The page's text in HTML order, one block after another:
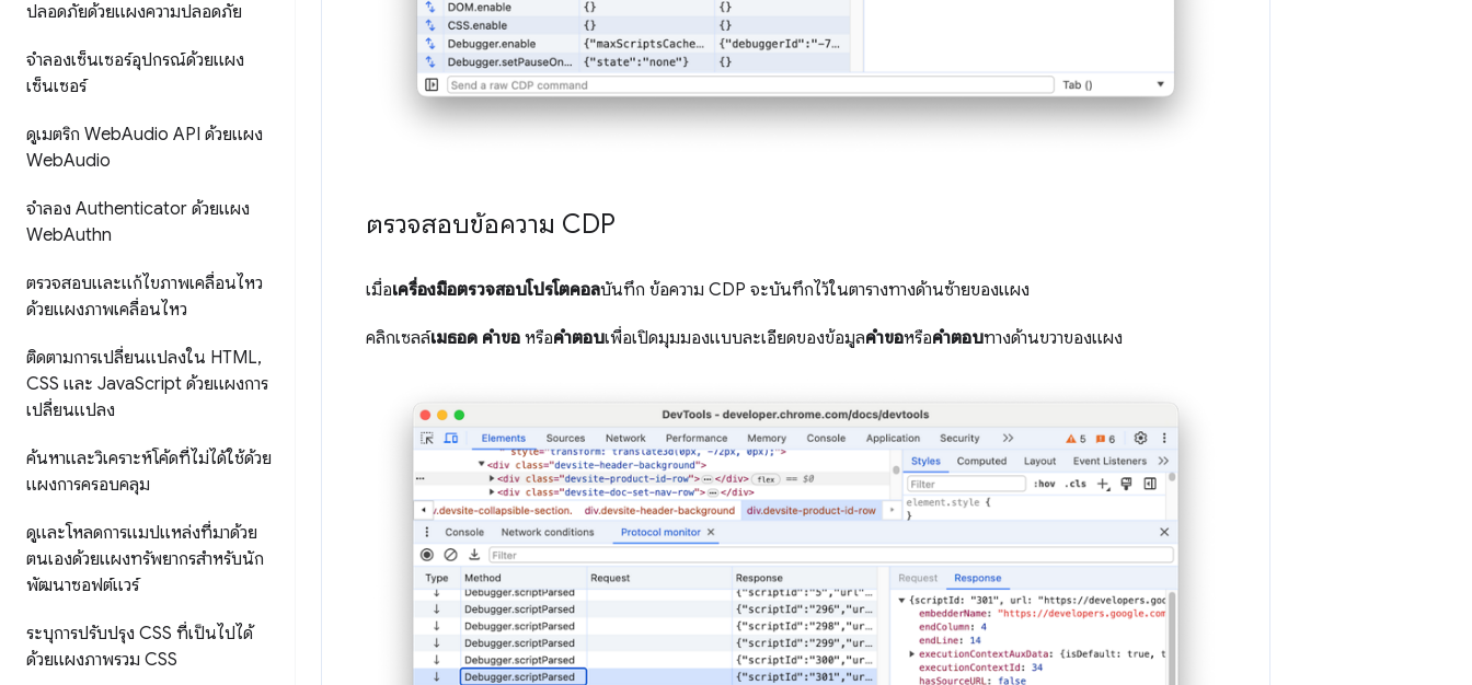
ปลอดภัยด้วยแผงความปลอดภัย
จำลองเซ็นเซอร์อุปกรณ์ด้วยแผง
เซ็นเซอร์
ดูเมตริก WebAudio API ด้วยแผง
WebAudio
จำลอง Authenticator ด้วยแผง
WebAuthn
ตรวจสอบและแก้ไขภาพเคลื่อนไหว
ด้วยแผงภาพเคลื่อนไหว
ติดตามการเปลี่ยนแปลงใน HTML,
CSS และ JavaScript ด้วยแผงการ
เปลี่ยนแปลง
ค้นหาและวิเคราะห์โค้ดที่ไม่ได้ใช้ด้วย
แผงการครอบคลุม
ดูและโหลดการแมปแหล่งที่มาด้วย
ตนเองด้วยแผงทรัพยากรสำหรับนัก
พัฒนาซอฟต์แวร์
ระบุการปรับปรุง CSS ที่เป็นไปได้
ด้วยแผงภาพรวม CSS
ตรวจสอบข้อความ CDP
เมื่อเครื่องมือตรวจสอบโปรโตคอลบันทึก ข้อความ CDP จะบันทึกไว้ในตารางทางด้านซ้ายของแผง
คลิกเซลล์เมธอด คําขอ หรือคําตอบเพื่อเปิดมุมมองแบบละเอียดของข้อมูลคําขอหรือคําตอบทางด้านขวาของแผง